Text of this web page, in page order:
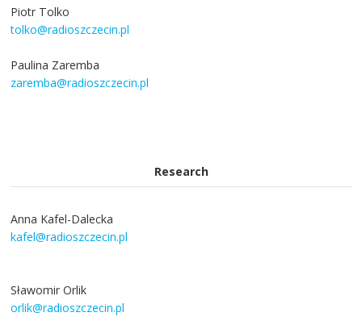
Piotr Tolko
tolko@radioszczecin.pl
Paulina Zaremba
zaremba@radioszczecin.pl
Research
Anna Kafel-Dalecka
kafel@radioszczecin.pl
Sławomir Orlik
orlik@radioszczecin.pl